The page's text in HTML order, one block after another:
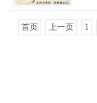
首页 上一页 1